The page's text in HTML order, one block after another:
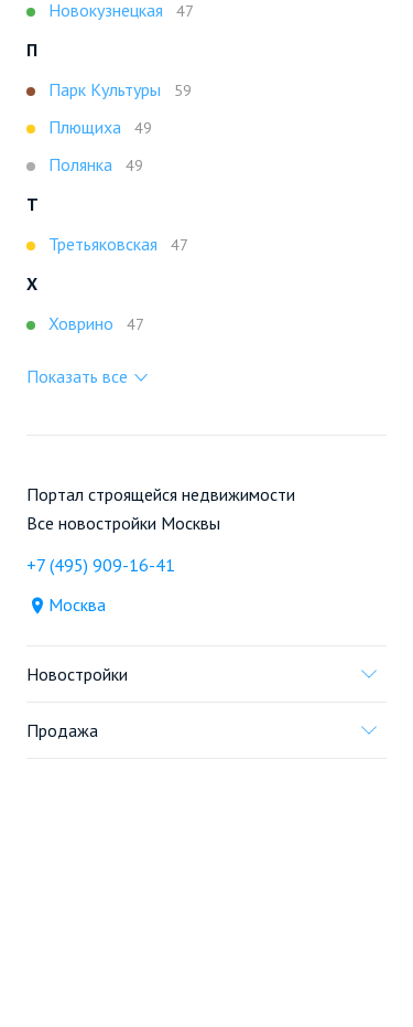
Новокузнецкая 47
П
Парк Культуры
59
Плющиха 49
Полянка 49
Т
Третьяковская
47
Х
Ховрино
47
Показать все
Портал строящейся недвижимости
Все новостройки Москвы
+7 (495) 909-16-41
Москва
Новостройки
Продажа